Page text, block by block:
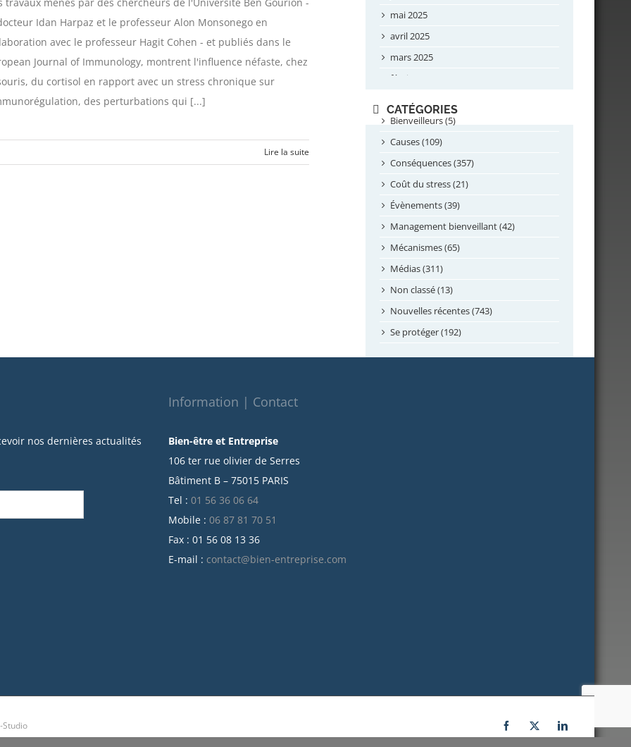
Idan Harpaz et le professeur Alon Monsonego en
avec le professeur Hagit Cohen - et publiés dans le
Journal of Immunology, montrent l'influence néfaste, chez
du cortisol en rapport avec un stress chronique sur
des perturbations qui [...]
Lire la suite
mai 2025
avril 2025
mars 2025
février 2025
septembre 2024
août 2024
juillet 2024
juin 2024
mai 2024
avril 2024
février 2024
janvier 2024
novembre 2023
octobre 2023
septembre 2023
CATÉGORIES
Bienveilleurs (5)
Causes (109)
Conséquences (357)
Coût du stress (21)
Évènements (39)
Management bienveillant (42)
Mécanismes (65)
Médias (311)
Non classé (13)
Nouvelles récentes (743)
Se protéger (192)
nos dernières actualités
Information | Contact
Bien-être et Entreprise
106 ter rue olivier de Serres
Bâtiment B – 75015 PARIS
Tel : 01 56 36 06 64
Mobile : 06 87 81 70 51
Fax : 01 56 08 13 36
E-mail : contact@bien-entreprise.com
Studio Facebook
X LinkedIn